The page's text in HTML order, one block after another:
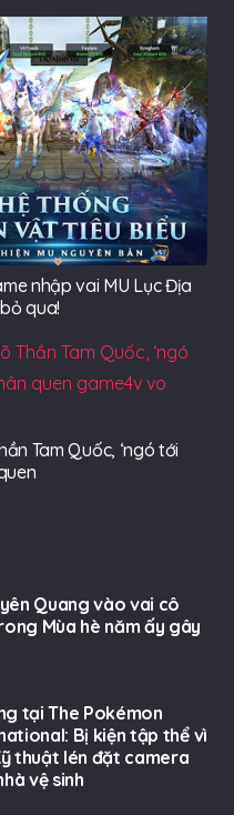
nhập vai MU Lục Địa
qua!
Tam Quốc, ‘ngó tới
Quang vào vai cô
Mùa hè năm ấy gây
tại The Pokémon
Bị kiện tập thể vì
thuật lén đặt camera
vệ sinh